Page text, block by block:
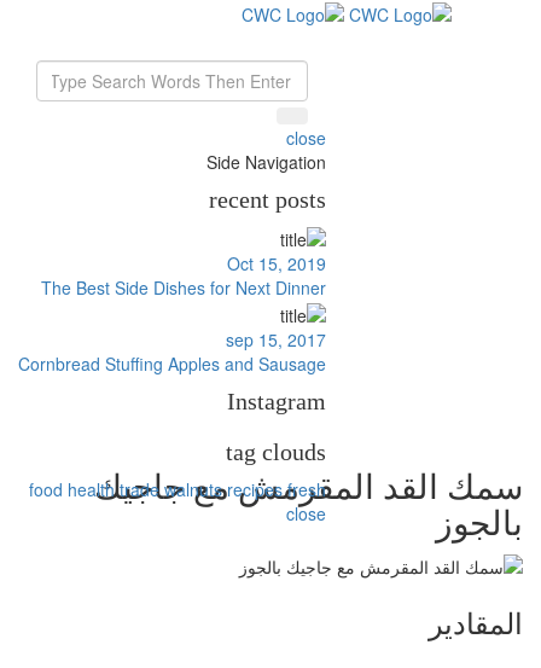
close
Side Navigation
recent posts
Oct 15, 2019
The Best Side Dishes for Next Dinner
sep 15, 2017
Cornbread Stuffing Apples and Sausage
Instagram
tag clouds
food health trade walnuts recipes fresh
close
الوجبة الرئيسية
سمك القد المقرمش مع جاجيك
بالجوز
المقادير